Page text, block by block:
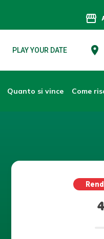
storefront
PLAY YOUR DATE place
Quanto si vince Come